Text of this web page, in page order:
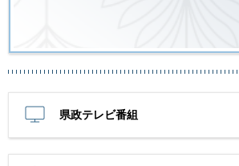
県政テレビ番組